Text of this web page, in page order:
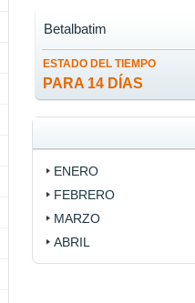
ESTADO DEL TIEMPO
PARA 14 DÍAS
Betalbatim
ENERO
FEBRERO
MARZO
ABRIL